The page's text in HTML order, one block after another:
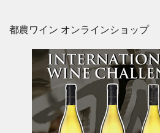
都農ワイン オンラインショップ